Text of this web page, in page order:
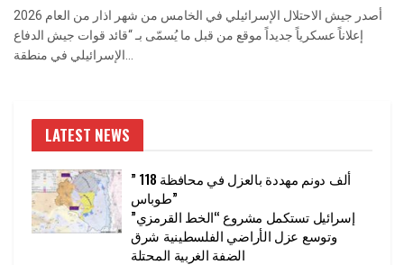
أصدر جيش الاحتلال الإسرائيلي في الخامس من شهر اذار من العام 2026
إعلاناً عسكرياً جديداً موقع من قبل ما يُسمّى بـ “قائد قوات جيش الدفاع
LATEST NEWS
” 118 ألف دونم مهددة بالعزل في محافظة
طوباس”
إسرائيل تستكمل مشروع “الخط القرمزي”
وتوسع عزل الأراضي الفلسطينية شرق
الضفة الغربية المحتلة